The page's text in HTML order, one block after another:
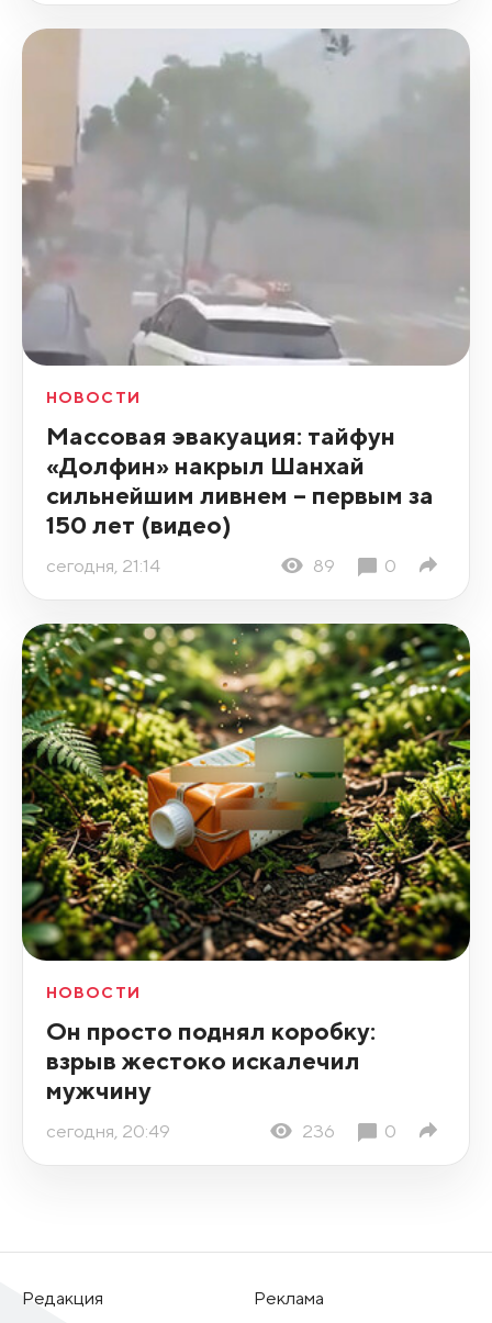
НОВОСТИ
Массовая эвакуация: тайфун
«Долфин» накрыл Шанхай
сильнейшим ливнем – первым за
150 лет (видео)
сегодня, 21:14 89 0
НОВОСТИ
Он просто поднял коробку:
взрыв жестоко искалечил
мужчину
сегодня, 20:49 236 0
Редакция
Реклама